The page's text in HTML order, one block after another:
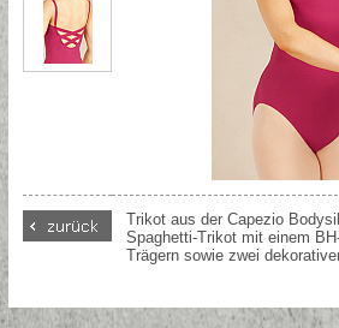
Trikot aus der Capezio
Spaghetti-Trikot mit einem
Trägern sowie zwei